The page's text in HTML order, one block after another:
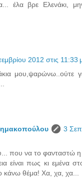
έλα βρε Ελενάκι,
2012 στις 11:33
μου,ψαρώνω..ούτε
3
που να το φανταστώ
είναι πως κι εμένα
κάνω θέμα! Χα, χα, χα...